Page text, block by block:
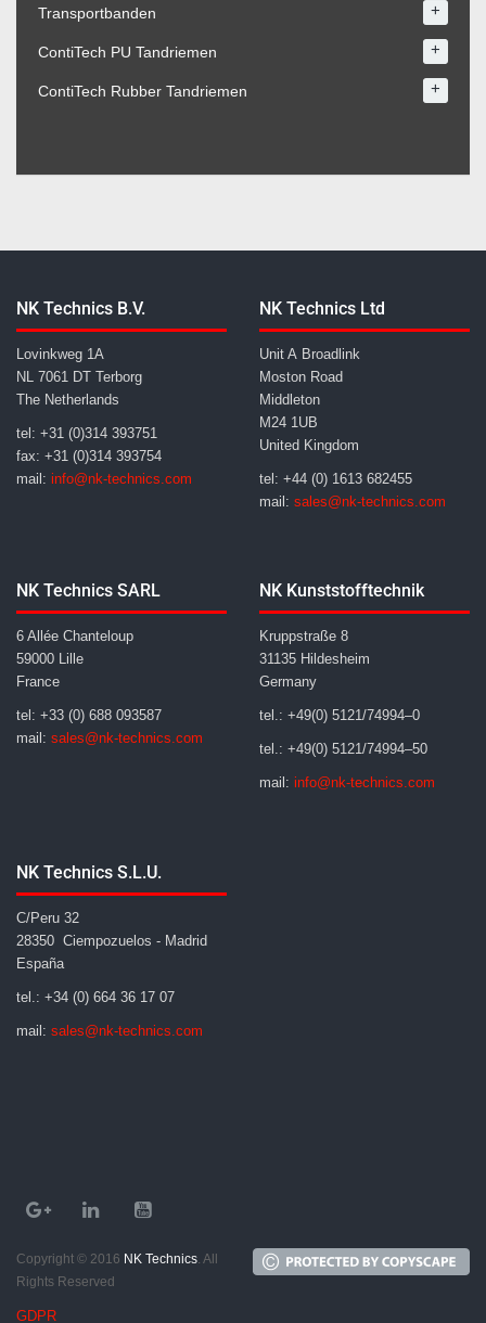
Transportbanden +
ContiTech PU Tandriemen +
ContiTech Rubber Tandriemen +
NK Technics B.V.
Lovinkweg 1A
NL 7061 DT Terborg
The Netherlands
tel: +31 (0)314 393751
fax: +31 (0)314 393754
mail: info@nk-technics.com
NK Technics Ltd
Unit A Broadlink
Moston Road
Middleton
M24 1UB
United Kingdom
tel: +44 (0) 1613 682455
mail: sales@nk-technics.com
NK Technics SARL
6 Allée Chanteloup
59000 Lille
France
tel: +33 (0) 688 093587
mail: sales@nk-technics.com
NK Kunststofftechnik
Kruppstraße 8
31135 Hildesheim
Germany
tel.: +49(0) 5121/74994–0
tel.: +49(0) 5121/74994–50
mail: info@nk-technics.com
NK Technics S.L.U.
C/Peru 32
28350 Ciempozuelos - Madrid
España
tel.: +34 (0) 664 36 17 07
mail: sales@nk-technics.com
Copyright © 2016 NK Technics. All
Rights Reserved
GDPR